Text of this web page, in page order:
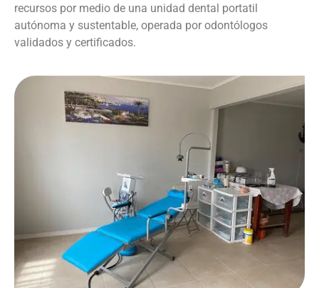
recursos por medio de una unidad dental portatil
autónoma y sustentable, operada por odontólogos
validados y certificados.